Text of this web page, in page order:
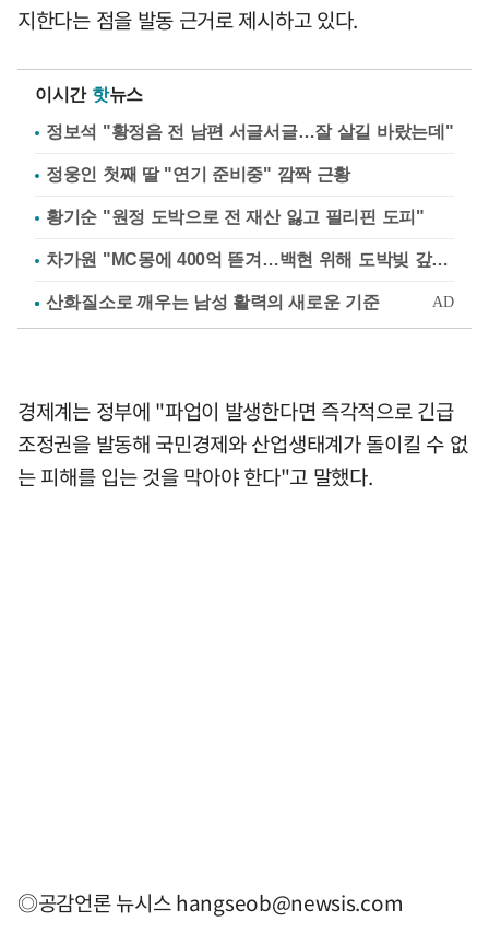
지한다는 점을 발동 근거로 제시하고 있다.
이시간 핫뉴스
정보석 "황정음 전 남편 서글서글…잘 살길 바랐는데"
정웅인 첫째 딸 "연기 준비중" 깜짝 근황
황기순 "원정 도박으로 전 재산 잃고 필리핀 도피"
차가원 "MC몽에 400억 뜯겨…백현 위해 도박빚 갚아줘"
경제계는 정부에 "파업이 발생한다면 즉각적으로 긴급
조정권을 발동해 국민경제와 산업생태계가 돌이킬 수 없
는 피해를 입는 것을 막아야 한다"고 말했다.
◎공감언론 뉴시스hangseob@newsis.com